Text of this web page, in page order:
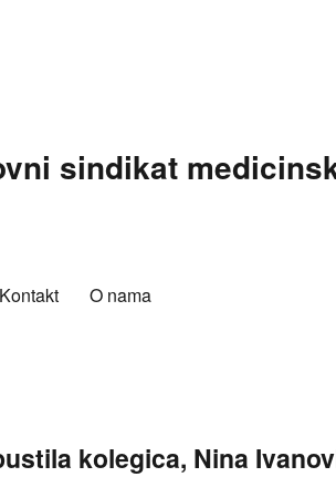
sindikat
Kontakt O nama
kolegica, Nina